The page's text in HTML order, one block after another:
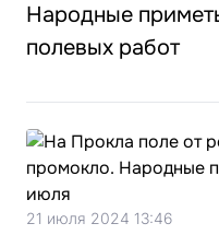
Народные
полевых работ
21 июля 2024 13:46